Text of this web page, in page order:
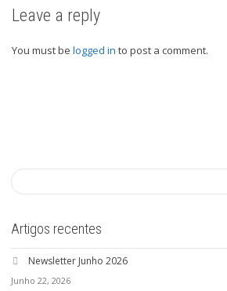
Leave a reply
You must be logged in to post a comment.
Artigos recentes
Newsletter Junho 2026
Junho 22, 2026